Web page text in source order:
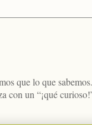
que lo que
con un “¡qué